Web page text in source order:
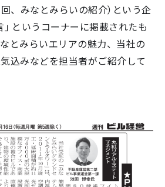
回、みなとみらいの紹介）という企
というコーナーに掲載されたも
とみらいエリアの魅力、当社の
込みなどを担当者がご紹介して